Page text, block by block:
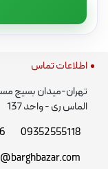
اطلاعات تماس
تهران-میدان بسیج
الماس ری - واحد 137
09352555118